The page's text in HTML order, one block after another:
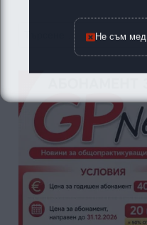
Не съм